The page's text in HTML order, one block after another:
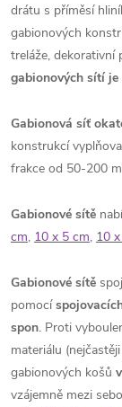
drátu s příměsí
gabionových
treláže, dekorativní
gabionových sítí
Gabionová síť
konstrukcí
frakce od 50-200
Gabionové sítě
cm, 10 x 5 cm, 10
Gabionové sítě
pomocí
spon. Proti
materiálu
gabionových košů
vzájemně mezi